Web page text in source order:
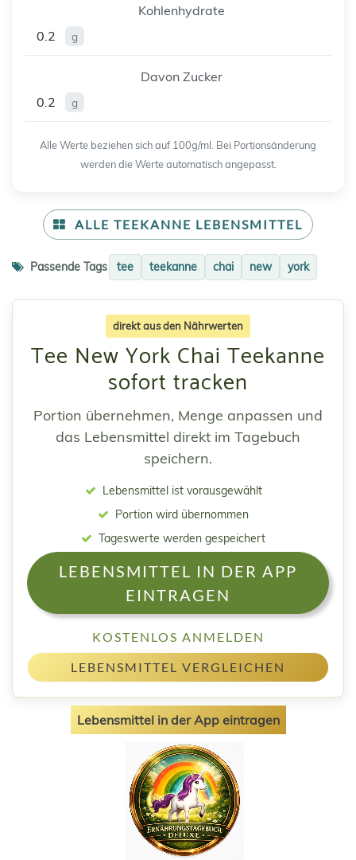
Kohlenhydrate
0.2
g
Davon Zucker
0.2
g
Alle Werte beziehen sich auf 100g/ml. Bei Portionsänderung
werden die Werte automatisch angepasst.
ALLE TEEKANNE LEBENSMITTEL
Passende Tags tee teekanne chai new york
direkt aus den Nährwerten
Tee New York Chai Teekanne
sofort tracken
Portion übernehmen, Menge anpassen und
das Lebensmittel direkt im Tagebuch
speichern.
Lebensmittel ist vorausgewählt
Portion wird übernommen
Tageswerte werden gespeichert
LEBENSMITTEL IN DER APP
EINTRAGEN
KOSTENLOS ANMELDEN
LEBENSMITTEL VERGLEICHEN
Lebensmittel in der App eintragen